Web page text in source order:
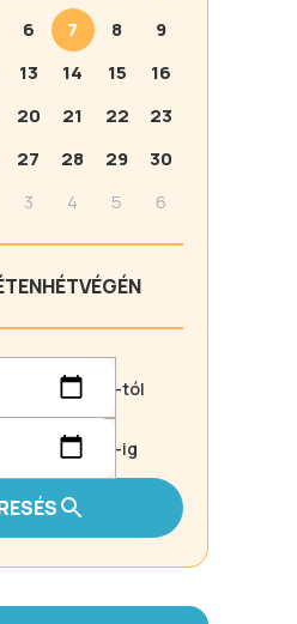
6 7 8
9
13 14 15
16
20 21 22
23
27 28 29
30
3 4 5 6
HÉTVÉGÉN
-tól
-ig